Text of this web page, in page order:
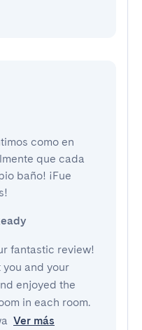
como en
que cada
baño! ¡Fue
fantastic review!
and your
enjoyed the
in each room.
Ver más